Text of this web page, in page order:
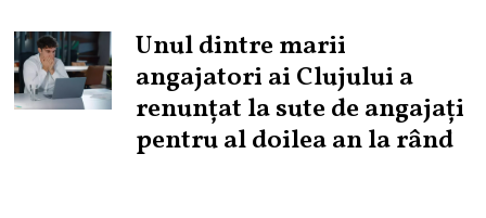
Unul dintre marii
angajatori ai Clujului a
renunțat la sute de angajați
pentru al doilea an la rând